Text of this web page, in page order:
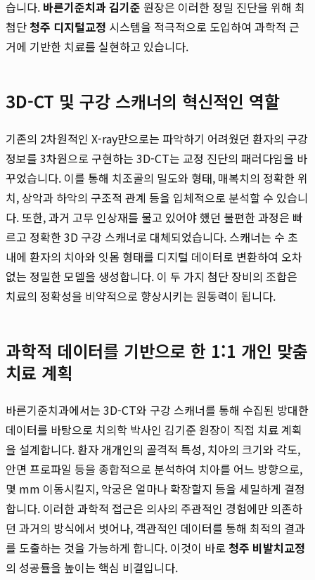
습니다. 바른기준치과 김기준 원장은 이러한 정밀 진단을 위해 최
첨단청주 디지털교정 시스템을 적극적으로 도입하여 과학적 근
거에 기반한 치료를 실현하고 있습니다.
3D-CT 및 구강 스캐너의 혁신적인 역할
기존의 2차원적인 X-ray만으로는 파악하기 어려웠던 환자의 구강
정보를 3차원으로 구현하는 3D-CT는 교정 진단의 패러다임을 바
꾸었습니다. 이를 통해 치조골의 밀도와 형태, 매복치의 정확한 위
치, 상악과 하악의 구조적 관계 등을 입체적으로 분석할 수 있습니
다. 또한, 과거 고무 인상재를 물고 있어야 했던 불편한 과정은 빠
르고 정확한 3D 구강 스캐너로 대체되었습니다. 스캐너는 수 초
내에 환자의 치아와 잇몸 형태를 디지털 데이터로 변환하여 오차
없는 정밀한 모델을 생성합니다. 이 두 가지 첨단 장비의 조합은
치료의 정확성을 비약적으로 향상시키는 원동력이 됩니다.
과학적 데이터를 기반으로 한 1:1 개인 맞춤
치료 계획
바른기준치과에서는 3D-CT와 구강 스캐너를 통해 수집된 방대한
데이터를 바탕으로 치의학 박사인 김기준 원장이 직접 치료 계획
을 설계합니다. 환자 개개인의 골격적 특성, 치아의 크기와 각도,
안면 프로파일 등을 종합적으로 분석하여 치아를 어느 방향으로,
몇 mm 이동시킬지, 악궁은 얼마나 확장할지 등을 세밀하게 결정
합니다. 이러한 과학적 접근은 의사의 주관적인 경험에만 의존하
던 과거의 방식에서 벗어나, 객관적인 데이터를 통해 최적의 결과
를 도출하는 것을 가능하게 합니다. 이것이 바로 청주 비발치교정
의 성공률을 높이는 핵심 비결입니다.